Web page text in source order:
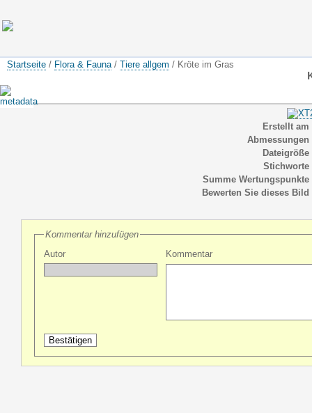
Startseite / Flora & Fauna/ Tiere allgem / Kröte im Gras
Erstellt am
Abmessungen
Dateigröße
Stichworte
Summe Wertungspunkte
Bewerten Sie dieses Bild
Kommentar hinzufügen
Autor
Kommentar